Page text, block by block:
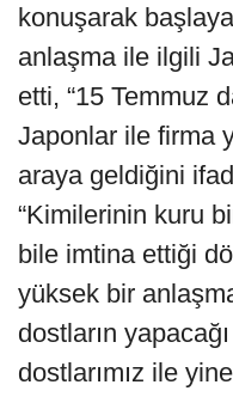
konuşarak
anlaşma ile ilgili
etti, “15 Temmuz
Japonlar ile firma
araya geldiğini
“Kimilerinin kuru
bile imtina ettiği
yüksek bir
dostların
dostlarımız ile